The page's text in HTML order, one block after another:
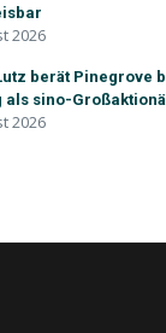
2026
berät Pinegrove
als sino-
2026